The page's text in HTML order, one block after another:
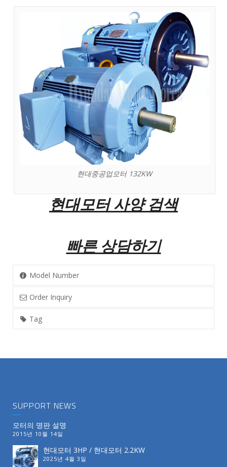
현대중공업모터 132KW
현대모터 사양 검색
빠른 상담하기
Model Number
Order Inquiry
Tag
SUPPORT NEWS
모터의 명판 설명
2015년 10월 14일
현대모터 3HP / 현대모터 2.2KW
2025년 4월 3일